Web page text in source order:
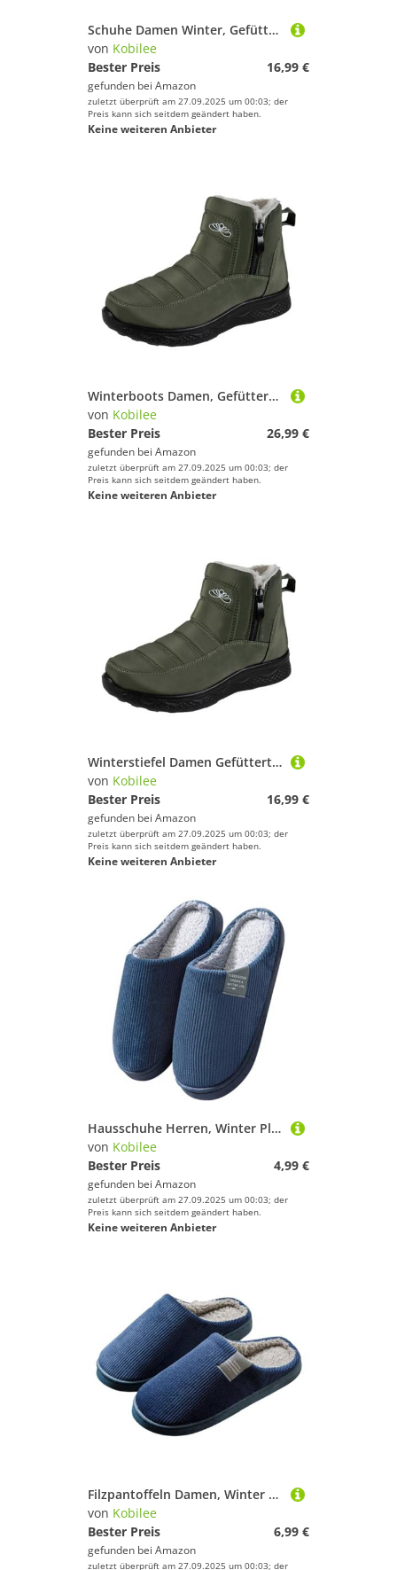
Schuhe Damen Winter, Gefüttert Warm Reißverschluss Winterstiefel Kurzschaft Bequem Wasserdicht Schneeschuhe Damen Flach rutschfest Winterboots Schlupfstiefel Grau 38/EU
von Kobilee
Bester Preis
16,99 €
gefunden bei Amazon
zuletzt überprüft am 27.09.2025 um 00:03; der
Preis kann sich seitdem geändert haben.
Keine weiteren Anbieter
Winterboots Damen, Gefüttert Warm Bequem Winterboots Reißverschluss Schlupfstiefel Kurzschaft Wasserdicht Schneeschuhe Damen Flach rutschfest Winterstiefel Armeegrün 38/EU
von Kobilee
Bester Preis
26,99 €
gefunden bei Amazon
zuletzt überprüft am 27.09.2025 um 00:03; der
Preis kann sich seitdem geändert haben.
Keine weiteren Anbieter
Winterstiefel Damen Gefüttert, Gefüttert Warm Reißverschluss Winterstiefel Kurzschaft Bequem Wasserdicht Schneeschuhe Damen Flach rutschfest Winterboots Schlupfstiefel Armeegrün 40/EU
von Kobilee
Bester Preis
16,99 €
gefunden bei Amazon
zuletzt überprüft am 27.09.2025 um 00:03; der
Preis kann sich seitdem geändert haben.
Keine weiteren Anbieter
Hausschuhe Herren, Winter Plüsch Pantoffeln Herren Warme Filzpantoffeln Unisex Bequeme Flauschige Slippers Indoor Filzhausschuhe Für Frauen Männer 03Navy 40-41/EU
von Kobilee
Bester Preis
4,99 €
gefunden bei Amazon
zuletzt überprüft am 27.09.2025 um 00:03; der
Preis kann sich seitdem geändert haben.
Keine weiteren Anbieter
Filzpantoffeln Damen, Winter Plüsch Pantoffeln Damen Warm Filzpantoffeln Frauen Bequeme Slippers Unisex 02Navy 36-37/EU
von Kobilee
Bester Preis
6,99 €
gefunden bei Amazon
zuletzt überprüft am 27.09.2025 um 00:03; der